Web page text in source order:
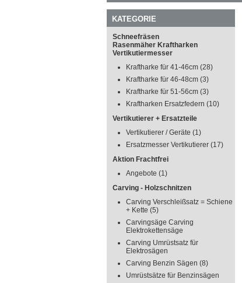
KATEGORIE
Schneefräsen
Rasenmäher Kraftharken
Vertikutiermesser
Kraftharke für 41-46cm (28)
Kraftharke für 46-48cm (3)
Kraftharke für 51-56cm (3)
Kraftharken Ersatzfedern (10)
Vertikutierer + Ersatzteile
Vertikutierer / Geräte (1)
Ersatzmesser Vertikutierer (17)
Aktion Frachtfrei
Angebote (1)
Carving - Holzschnitzen
Carving Verschleißsatz = Schiene
+ Kette (5)
Carvingsäge Carving
Elektrokettensäge
Carving Umrüstsatz für
Elektrosägen
Carving Benzin Sägen (8)
Umrüstsätze für Benzinsägen